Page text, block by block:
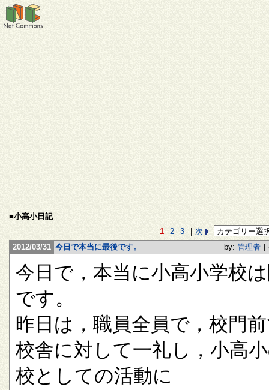
■小高小日記
1
2 3
次
2012/03/31 今日で本当に最後です。 by: 管理者
今日で，本当に小高小学校
です。
昨日は，職員全員で，校門
校舎に対して一礼し，小高
校としての活動に